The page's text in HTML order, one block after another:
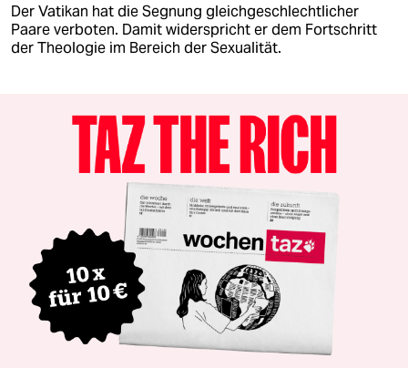
Der Vatikan hat die Segnung gleichgeschlechtlicher
Paare verboten. Damit widerspricht er dem Fortschritt
der Theologie im Bereich der Sexualität.